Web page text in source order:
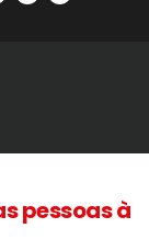
pessoas à